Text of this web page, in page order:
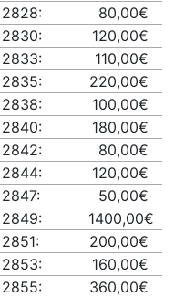
2828:
80,00€
2830:
120,00€
2833:
110,00€
2835:
220,00€
2838:
100,00€
2840:
180,00€
2842:
80,00€
2844:
120,00€
2847:
50,00€
2849:
1400,00€
2851:
200,00€
2853:
160,00€
2855:
360,00€